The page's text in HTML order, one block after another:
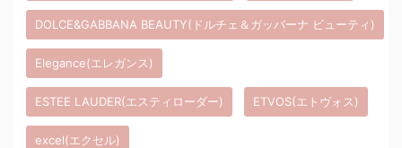
DOLCE&GABBANA BEAUTY(ドルチェ＆ガッバーナ ビューティ)
Elegance(エレガンス)
ESTEE LAUDER(エスティローダー) ETVOS(エトヴォス)
excel(エクセル)